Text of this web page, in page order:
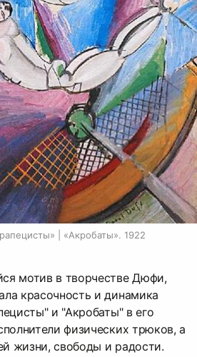
| «Акробаты». 1922
мотив в творчестве Дюфи,
красочность и динамика
и "Акробаты" в его
физических трюков, а
жизни, свободы и радости.